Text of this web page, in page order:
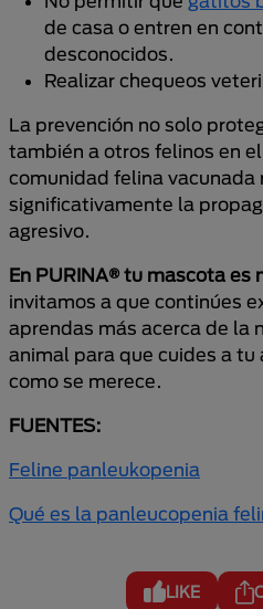
de casa o entren en
desconocidos.
Realizar chequeos
La prevención no solo
también a otros felinos en
comunidad felina vacunada
significativamente la
agresivo.
En PURINA® tu mascota es
invitamos a que continúes
aprendas más acerca de la
animal para que cuides a
como se merece.
FUENTES:
Feline panleukopenia
Qué es la panleucopenia
LIKE